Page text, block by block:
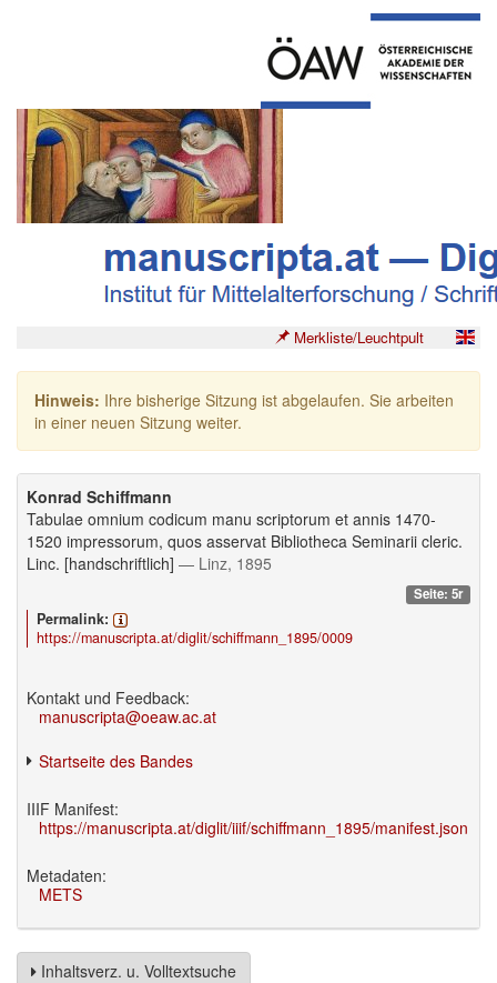
Merkliste/Leuchtpult
Hinweis: Ihre bisherige Sitzung ist abgelaufen. Sie arbeiten
in einer neuen Sitzung weiter.
Konrad Schiffmann
Tabulae omnium codicum manu scriptorum et annis 1470-
1520 impressorum, quos asservat Bibliotheca Seminarii cleric.
Linc. [handschriftlich] — Linz, 1895
Seite: 5r
Permalink:
https://manuscripta.at/diglit/schiffmann_1895/0009
Kontakt und Feedback:
manuscripta@oeaw.ac.at
Startseite des Bandes
IIIF Manifest:
https://manuscripta.at/diglit/iiif/schiffmann_1895/manifest.json
Metadaten:
METS
Inhaltsverz. u. Volltextsuche